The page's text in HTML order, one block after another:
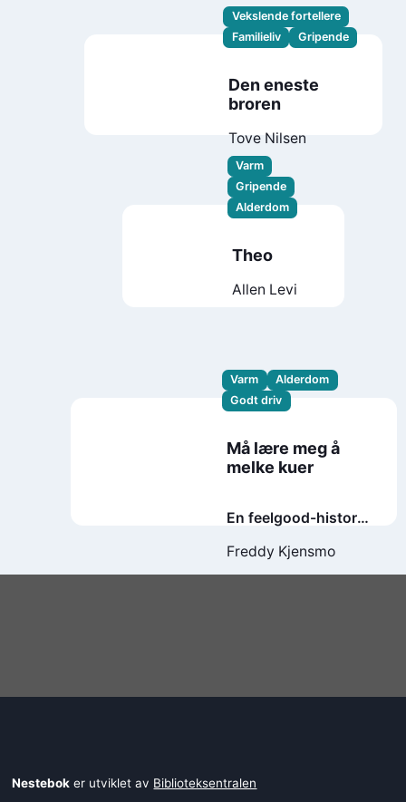
Vekslende fortellere
Familieliv
Gripende
Den eneste
broren
Tove Nilsen
Varm
Gripende
Alderdom
Theo
Allen Levi
Varm
Alderdom
Godt driv
Må lære meg å
melke kuer
En feelgood-historie
demensavdelingen
Freddy Kjensmo
Nestebok er utviklet av Biblioteksentralen